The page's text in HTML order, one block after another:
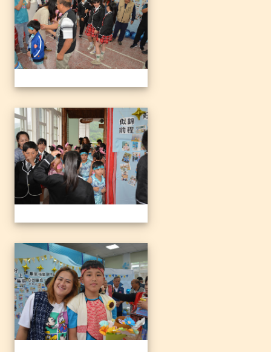
1140612三光國小79屆暨附
1140612三光國小79屆暨附